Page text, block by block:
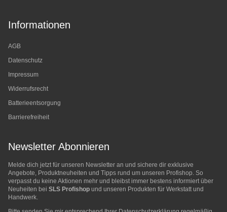
Informationen
AGB
Datenschutz
Impressum
Widerrufsrecht
Batterieentsorgung
Barrierefreiheit
Newsletter Abonnieren
Melde dich jetzt für unseren Newsletter an und sichere dir exklusive
Angebote, Produktneuheiten und Tipps rund um unseren Profishop. So
verpasst du keine Aktionen mehr und bleibst immer bestens informiert über
Neuheiten bei SLS Profishop und unseren Produkten für Werkstatt und
Handwerk.